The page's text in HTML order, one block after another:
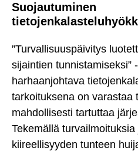
Suojautuminen
”Turvallisuuspäivitys
sijaintien tunnistamiseksi”
harhaanjohtava
tarkoituksena on varastaa
mahdollisesti tartuttaa
Tekemällä
kiireellisyyden tunteen